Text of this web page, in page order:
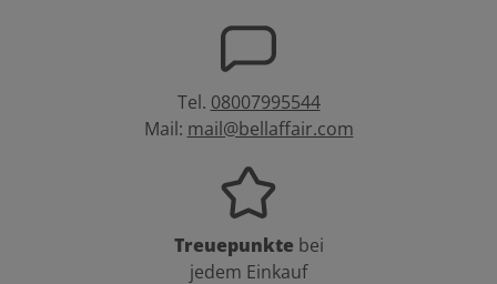
Tel. 08007995544
Mail: mail@bellaffair.com
Treuepunkte bei
jedem Einkauf